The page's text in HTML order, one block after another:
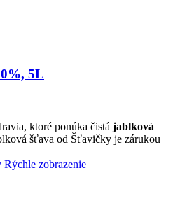
5L
ktoré ponúka čistá jablková
šťava od Šťavičky je zárukou
Rýchle zobrazenie